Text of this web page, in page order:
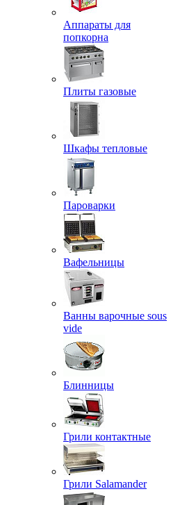
Аппараты для
попкорна
Плиты газовые
Шкафы тепловые
Пароварки
Вафельницы
Ванны варочные sous
vide
Блинницы
Грили контактные
Грили Salamander